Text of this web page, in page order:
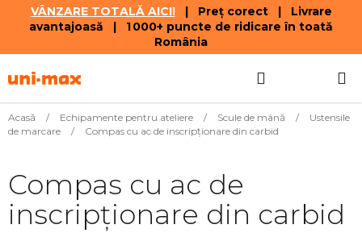
VÂNZARE TOTALĂ AICI!| Preț corect | Livrare
avantajoasă | 1 000+ puncte de ridicare în toată
România
la
DE
Acasă / Echipamente pentru ateliere / Scule de mână /
Ustensile
de marcare
/ Compas cu ac de inscripționare din carbid
Compas cu ac de
inscripționare din carbid